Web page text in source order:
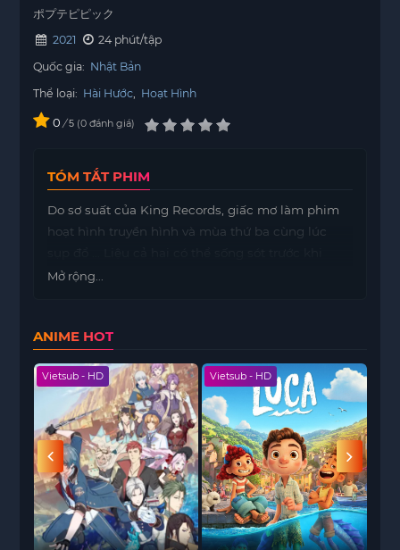
ポプテピピック
2021
24 phút/tập
Quốc gia: Nhật Bản
Thể loại: Hài Hước Hoạt Hình
0 / 5 0 đánh giá
TÓM TẮT PHIM
Do sơ suất của King Records, giấc mơ làm phim
hoạt hình truyền hình và mùa thứ ba cùng lúc
anime phát sóng …?
Mở rộng...
ANIME HOT
Vietsub - HD Vietsub - HD